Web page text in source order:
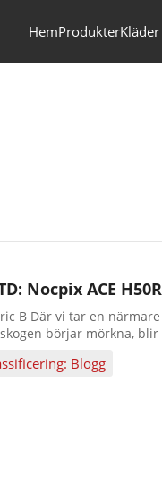
HemProdukter
Nocpix ACE
B Där vi tar en
börjar mörkna,
Blogg